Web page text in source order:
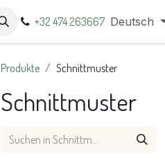
+32 474 263667 Deutsch
Produkte Schnittmuster
Schnittmuster